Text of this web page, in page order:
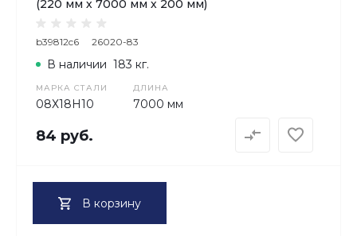
(220 мм х 7000 мм х 200 мм)
b39812c6 26020-83
МАРКА СТАЛИ
08Х18H10
ДЛИНА
7000 мм
В наличии 183 кг.
84 руб.
В корзину